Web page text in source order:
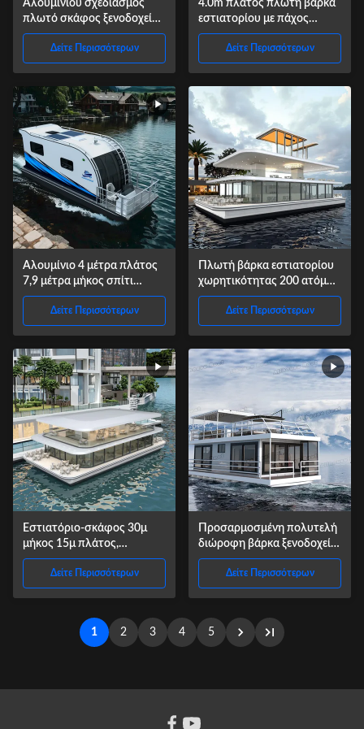
Αλουμινίου σχεδιασμός
πλωτό σκάφος ξενοδοχείο
σπίτι σκάφος για ψάρεμα
κολύμπιΔείτε Περισσότερων
4.0m πλάτος πλωτή βάρκα
εστιατορίου με πάχος
καταστρώματος 20mm και
χωρητικότητα 10T
Δείτε Περισσότερων
Αλουμίνιο 4 μέτρα πλάτος
7,9 μέτρα μήκος σπίτι
βάρκα πολυτέλεια
Δείτε Περισσότερων
Πλωτή βάρκα εστιατορίου
χωρητικότητας 200 ατόμων
μήκους 30 μέτρων και
υλικού αλουμινίου
Δείτε Περισσότερων
Εστιατόριο-σκάφος 30μ
μήκος 15μ πλάτος,
χωρητικότητας 200 ατόμων
για πολυτελή γεύματα
Δείτε Περισσότερων
Προσαρμοσμένη πολυτελή
διώροφη βάρκα ξενοδοχείο
πλωτής βάρκας για
διασκεδαστικούς
επισκέπτες
Δείτε Περισσότερων
1 2 3 4 5